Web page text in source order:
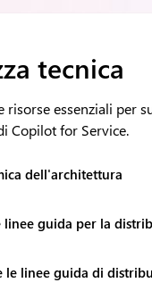
tecnica
risorse essenziali per
Copilot for Service.
dell'architettura
linee guida per la
le linee guida di